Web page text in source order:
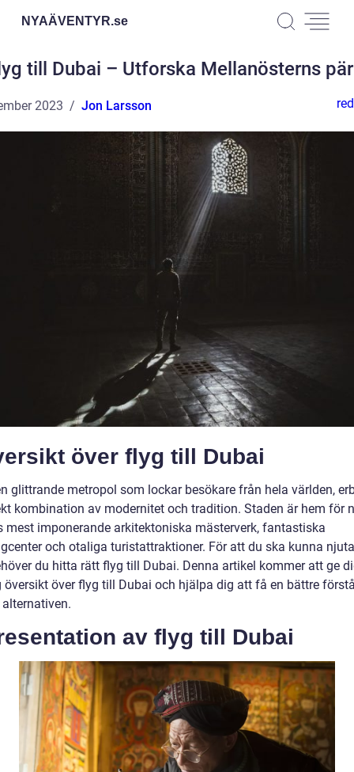
NYAÄVENTYR.se
till Dubai – Utforska Mellanösterns
2023 Jon Larsson
över flyg till Dubai
glittrande metropol som lockar besökare från hela världen,
kombination av modernitet och tradition. Staden är hem för
mest imponerande arkitektoniska mästerverk, fantastiska
och otaliga turistattraktioner. För att du ska kunna
du hitta rätt flyg till Dubai. Denna artikel kommer att ge
översikt över flyg till Dubai och hjälpa dig att få en bättre
av flyg till Dubai